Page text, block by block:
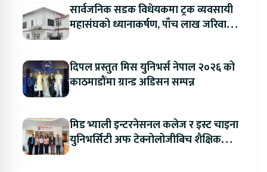
सार्वजनिक सडक विधेयकमा ट्रक व्यवसायी
महासंघको ध्यानाकर्षण, पाँच लाख जरिवाना
दिपल प्रस्तुत मिस युनिभर्स नेपाल २०२६ को
काठमाडौंमा ग्रान्ड अडिसन सम्पन्न
मिड भ्याली इन्टरनेसनल कलेज र इस्ट चाइना
युनिभर्सिटी अफ टेक्नोलोजीबिच शैक्षिक